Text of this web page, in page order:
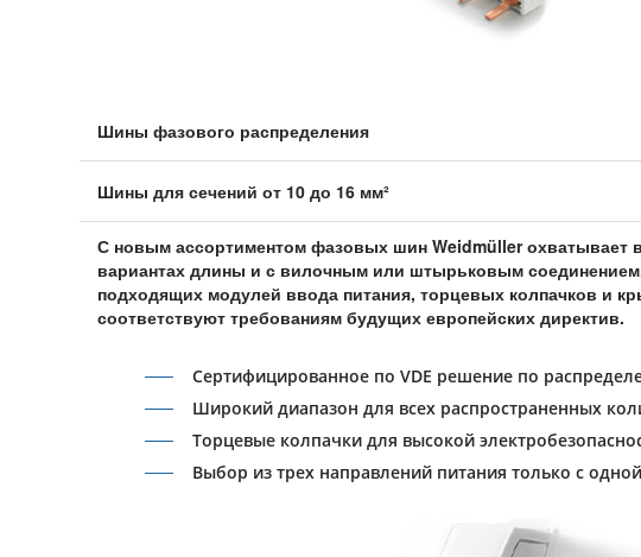
Шины фазового распределения
Шины для сечений от 10 до 16 мм²
С новым ассортиментом фазовых шин Weidmüller охватывает
вариантах длины и с вилочным или штырьковым
подходящих модулей ввода питания, торцевых колпачков и
соответствуют требованиям будущих европейских директив.
Сертифицированное по VDE решение по
Широкий диапазон для всех распространенных
Торцевые колпачки для высокой
Выбор из трех направлений питания только с